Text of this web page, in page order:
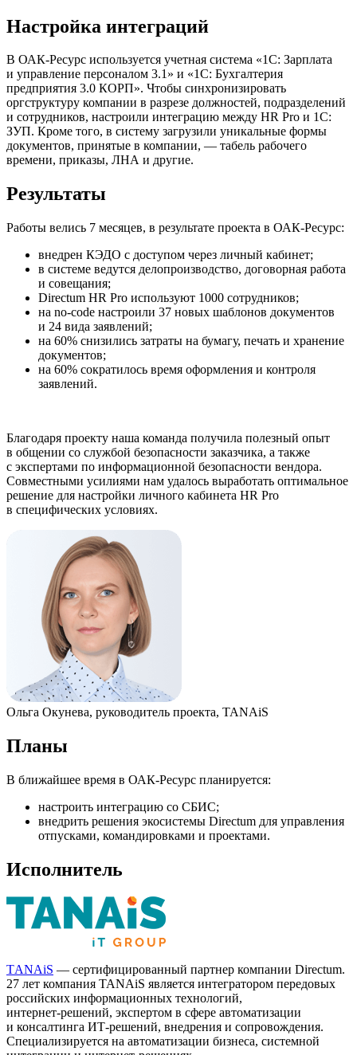
Настройка интеграций
В ОАК-Ресурс используется учетная система «1С: Зарплата
и управление персоналом 3.1» и «1С: Бухгалтерия
предприятия 3.0 КОРП». Чтобы синхронизировать
оргструктуру компании в разрезе должностей, подразделений
и сотрудников, настроили интеграцию между HR Pro и 1С:
ЗУП. Кроме того, в систему загрузили уникальные формы
документов, принятые в компании, — табель рабочего
времени, приказы, ЛНА и другие.
Результаты
Работы велись 7 месяцев, в результате проекта в ОАК-Ресурс:
внедрен КЭДО с доступом через личный кабинет;
в системе ведутся делопроизводство, договорная работа
и совещания;
Directum HR Pro используют 1000 сотрудников;
на no-code настроили 37 новых шаблонов документов
и 24 вида заявлений;
на 60% снизились затраты на бумагу, печать и хранение
документов;
на 60% сократилось время оформления и контроля
заявлений.
Благодаря проекту наша команда получила полезный опыт
в общении со службой безопасности заказчика, а также
с экспертами по информационной безопасности вендора.
Совместными усилиями нам удалось выработать оптимальное
решение для настройки личного кабинета HR Pro
в специфических условиях.
Ольга Окунева, руководитель проекта, TANAiS
Планы
В ближайшее время в ОАК-Ресурс планируется:
настроить интеграцию со СБИС;
внедрить решения экосистемы Directum для управления
отпусками, командировками и проектами.
Исполнитель
ТANAiS — сертифицированный партнер компании Directum.
27 лет компания TANAiS является интегратором передовых
российских информационных технологий,
интернет-решений, экспертом в сфере автоматизации
и консалтинга ИТ-решений, внедрения и сопровождения.
Специализируется на автоматизации бизнеса, системной